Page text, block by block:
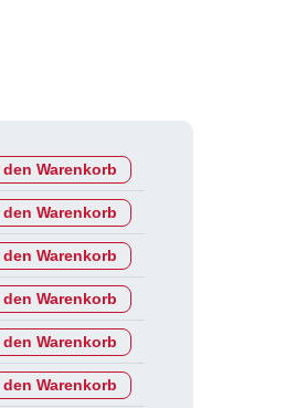
den Warenkorb
den Warenkorb
den Warenkorb
den Warenkorb
den Warenkorb
den Warenkorb